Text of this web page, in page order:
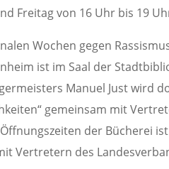
Freitag von 16 Uhr bis 19
Wochen gegen
ist im Saal der
Manuel Just wird
gemeinsam mit
der Bücherei
Vertretern des